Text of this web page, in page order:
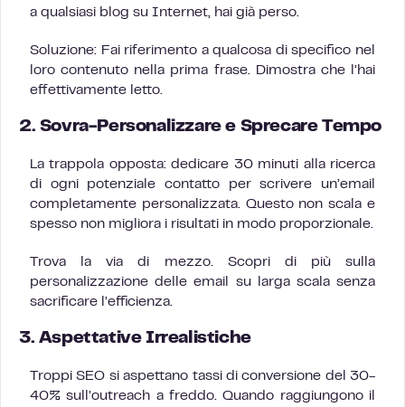
a qualsiasi blog su Internet, hai già perso.
Soluzione: Fai riferimento a qualcosa di specifico nel
loro contenuto nella prima frase. Dimostra che l’hai
effettivamente letto.
2. Sovra-Personalizzare e Sprecare Tempo
La trappola opposta: dedicare 30 minuti alla ricerca
di ogni potenziale contatto per scrivere un’email
completamente personalizzata. Questo non scala e
spesso non migliora i risultati in modo proporzionale.
Trova la via di mezzo. Scopri di più sulla
personalizzazione delle email su larga scala senza
sacrificare l’efficienza.
3. Aspettative Irrealistiche
Troppi SEO si aspettano tassi di conversione del 30-
40% sull’outreach a freddo. Quando raggiungono il